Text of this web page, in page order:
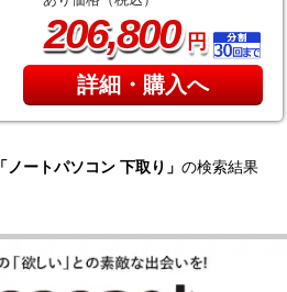
206,800円
詳細・購入へ
「ノートパソコン 下取り」 の検索結果